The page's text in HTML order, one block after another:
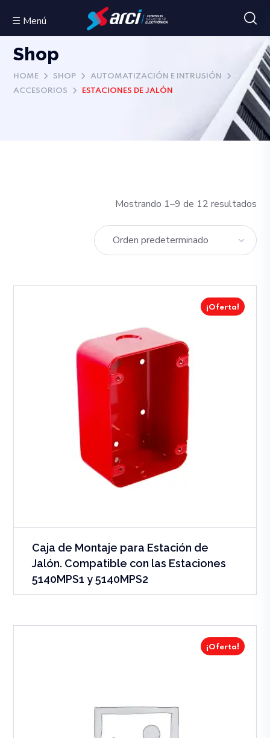
☰ Menú
Shop
HOME SHOP
AUTOMATIZACIÓN E INTRUSIÓN
ACCESORIOS
ESTACIONES DE JALÓN
Mostrando 1–9 de 12 resultados
¡Oferta!
Caja de Montaje para Estación de
Jalón. Compatible con las Estaciones
5140MPS1 y 5140MPS2
¡Oferta!